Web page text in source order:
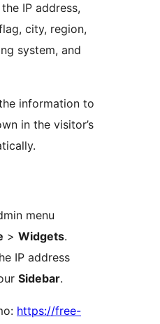
IP address,
city, region,
system, and
information to
in the visitor’s
menu
> Widgets.
IP address
Sidebar.
https://free-